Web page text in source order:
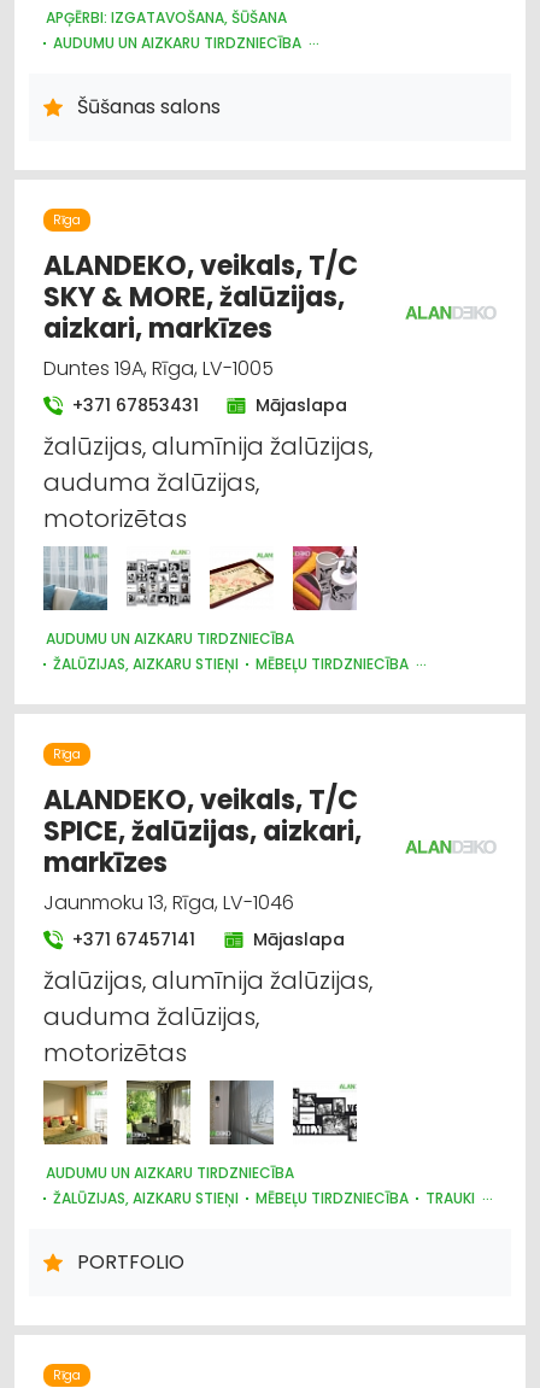
APĢĒRBI: IZGATAVOŠANA, ŠŪŠANA
AUDUMU UN AIZKARU TIRDZNIECĪBA
TEKSTILIZSTRĀDĀJUMU RAŽOŠANA
Šūšanas salons
Rīga
ALANDEKO, veikals, T/C
SKY & MORE, žalūzijas,
aizkari, markīzes
Duntes 19A, Rīga, LV-1005
+371 67853431 Mājaslapa
žalūzijas, alumīnija žalūzijas,
auduma žalūzijas,
motorizētas
AUDUMU UN AIZKARU TIRDZNIECĪBA
ŽALŪZIJAS, AIZKARU STIEŅI
MĒBEĻU TIRDZNIECĪBA
MARKĪZES
TRAUKI
APGAISMES TEHNIKAS TIRDZNIECĪBA
SUVENĪRI, DĀVANAS
Rīga
ALANDEKO, veikals, T/C
SPICE, žalūzijas, aizkari,
markīzes
Jaunmoku 13, Rīga, LV-1046
+371 67457141 Mājaslapa
žalūzijas, alumīnija žalūzijas,
auduma žalūzijas,
motorizētas
AUDUMU UN AIZKARU TIRDZNIECĪBA
ŽALŪZIJAS, AIZKARU STIEŅI
MĒBEĻU TIRDZNIECĪBA
TRAUKI
DIZAINS UN INTERJERS; PRIEKŠMETI UN PAKALPOJUMI
APGAISMES TEHNIKAS TIRDZNIECĪBA
PORTFOLIO
Rīga